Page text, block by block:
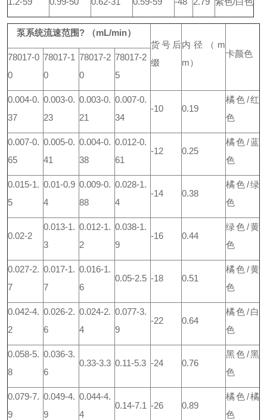
泵系统流速范围? （mL/min）
货号后
缀
内径（m
m）
卡颜色
78017-0
0
78017-1
0
78017-2
0
78017-2
5
0.004-0.
37
0.003-0.
23
0.003-0.
21
0.007-0.
34
-10 0.19
橘色/红
色
0.007-0.
65
0.005-0.
41
0.004-0.
38
0.012-0.
61
-12 0.25
橘色/蓝
色
0.015-1.
5
0.01-0.9
4
0.009-0.
88
0.028-1.
4
-14 0.38
橘色/绿
色
0.02-2
0.013-1.
3
0.012-1.
2
0.038-1.
9
-16 0.44
绿色/黄
色
0.027-2.
7
0.017-1.
7
0.016-1.
6
0.05-2.5 -18 0.51
橘色/黄
色
0.042-4.
2
0.026-2.
6
0.024-2.
4
0.077-3.
9
-22 0.64
橘色/白
色
0.058-5.
8
0.036-3.
6
0.33-3.3 0.11-5.3 -24 0.76
黑色/黑
色
0.079-7.
9
0.049-4.
9
0.044-4.
4
0.14-7.1 -26 0.89
橘色/橘
色